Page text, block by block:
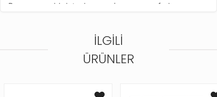
Beyaz ve gold detayların eşsiz uyumu sofralarınıza
İLGILI
ÜRÜNLER